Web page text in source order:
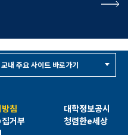
침
거부
대학정보공시
청렴한e세상
교내 주요 사이트 바로가기